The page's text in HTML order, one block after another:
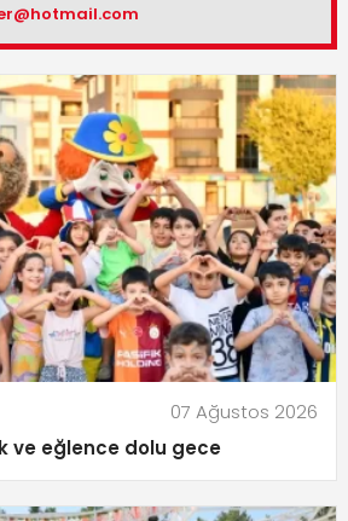
07 Ağustos 2026
ve eğlence dolu gece